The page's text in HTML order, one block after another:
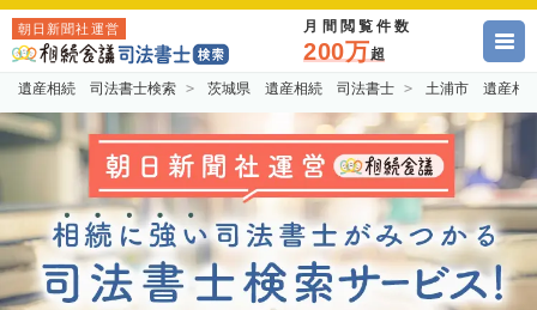
朝日新聞社運営 月間閲覧件数
200万超
遺産相続 司法書士検索 茨城県 遺産相続 司法書士 土浦市 遺産相